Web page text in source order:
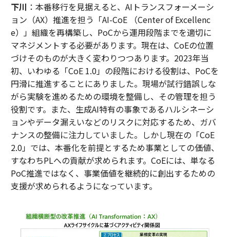
下川 ：本番移行を見据えると、AIトランスフォーメーシ
ョン（AX）推進を担う「AI-CoE （Center of Excellenc
e）」組織を再構築し、PoCから運用段階までを適切に
マネジメントする必要があります。現在は、CoEの位置
づけそのものが大きく変わりつつあります。2023年当
初、いわゆる「CoE 1.0」の段階における役割は、PoCを
円滑に推進することにありました。現場が試行錯誤しな
がら実験を進めるための環境を整備し、その管理を担う
役割です。また、生成AI特有の事象であるハルシネーシ
ョンやデータ漏えいなどのリスクに対応するため、ガバ
ナンスの整備に注力していました。しかし現在の「CoE
2.0」では、本番化を前提とするため事業としての価値、
すなわちPLへの貢献が求められます。CoEには、単なる
PoC推進ではなく、事業価値を継続的に創出するための
支援が求められるようになっています。